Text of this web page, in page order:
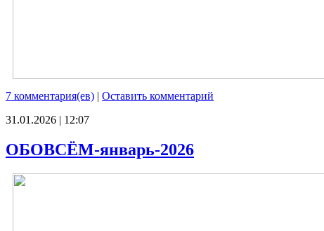
7 комментария(ев) | Оставить комментарий
31.01.2026 | 12:07
ОБОВСЁМ-январь-2026